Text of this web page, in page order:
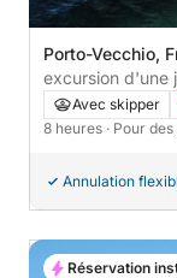
Porto-Vecchio,
excursion d'une
Avec skipper
8 heures · Pour
Annulation
Réservation